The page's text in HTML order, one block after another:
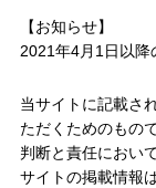
【お知らせ】
2021年4月1日以降
当サイトに記載さ
ただくためのもの
判断と責任におい
サイトの掲載情報